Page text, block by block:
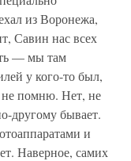
из Воронежа,
Савин нас всех
— мы там
у кого-то был,
не помню. Нет, не
другому бывает.
и
Наверное, самих